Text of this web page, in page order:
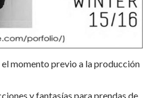
momento previo a la producción
y fantasías para prendas de